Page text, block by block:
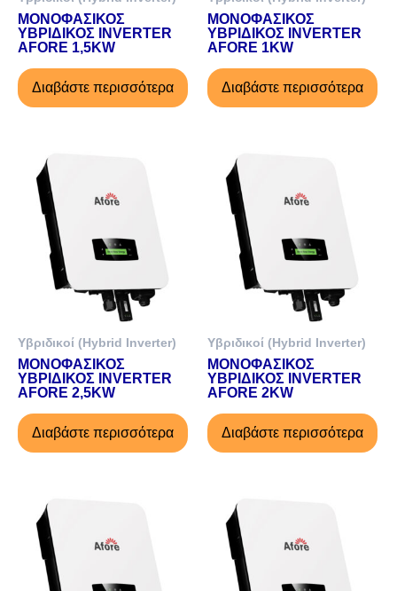
ΜΟΝΟΦΑΣΙΚΟΣ
ΥΒΡΙΔΙΚΟΣ INVERTER
AFORE 1,5KW
Διαβάστε περισσότερα
ΜΟΝΟΦΑΣΙΚΟΣ
ΥΒΡΙΔΙΚΟΣ INVERTER
AFORE 1KW
Διαβάστε περισσότερα
Υβριδικοί (Hybrid Inverter)
ΜΟΝΟΦΑΣΙΚΟΣ
ΥΒΡΙΔΙΚΟΣ INVERTER
AFORE 2,5KW
Διαβάστε περισσότερα
Υβριδικοί (Hybrid Inverter)
ΜΟΝΟΦΑΣΙΚΟΣ
ΥΒΡΙΔΙΚΟΣ INVERTER
AFORE 2KW
Διαβάστε περισσότερα